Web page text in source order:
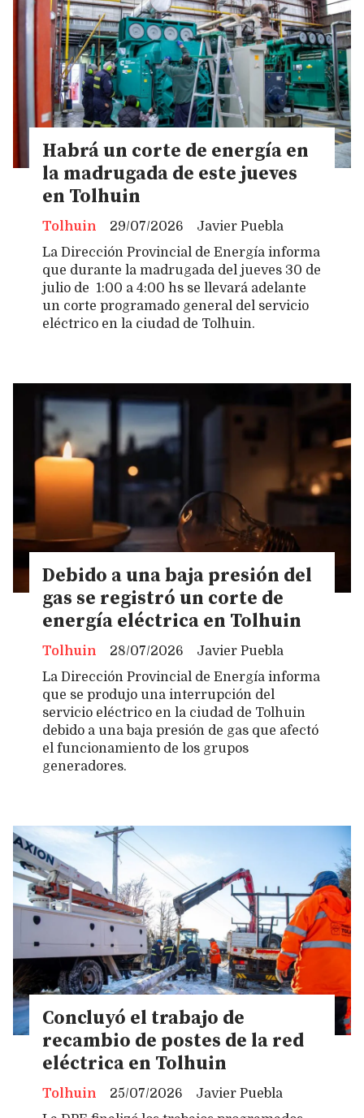
Habrá un corte de energía en
la madrugada de este jueves
en Tolhuin
Javier Puebla
Tolhuin
29/07/2026
La Dirección Provincial de Energía informa
que durante la madrugada del jueves 30 de
julio de 1:00 a 4:00 hs se llevará adelante
un corte programado general del servicio
eléctrico en la ciudad de Tolhuin.
Debido a una baja presión del
gas se registró un corte de
energía eléctrica en Tolhuin
Javier Puebla
Tolhuin
28/07/2026
La Dirección Provincial de Energía informa
que se produjo una interrupción del
servicio eléctrico en la ciudad de Tolhuin
debido a una baja presión de gas que afectó
el funcionamiento de los grupos
generadores.
Concluyó el trabajo de
recambio de postes de la red
eléctrica en Tolhuin
Javier Puebla
Tolhuin
25/07/2026